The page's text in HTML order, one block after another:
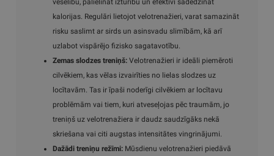
veselību, palielināt izturību un efektīvi sadedzināt
kalorijas. Regulāri lietojot velotrenažieri, varat samazināt
risku saslimt ar sirds un asinsvadu slimībām, kā arī
uzlabot vispārējo fizisko sagatavotību.
Zemas slodzes treniņš:Velotrenažieri ir ideāli piemēroti
cilvēkiem, kas vēlas izvairīties no lielas slodzes uz
locītavām. Tas ir īpaši noderīgi cilvēkiem ar locītavu
problēmām vai tiem, kuri atveseļojas pēc traumām, jo
treniņš uz velotrenažiera ir daudz saudzīgāks nekā
skriešana vai citi augstas intensitātes vingrinājumi.
Dažādi treniņu režīmi: Mūsdienu velotrenažieri piedāvā